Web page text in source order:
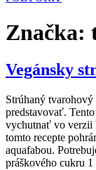
Značka:
Vegánsky
Strúhaný
predstavovať.
vychutnať vo verzii
tomto recepte
aquafabou.
práškového cukru